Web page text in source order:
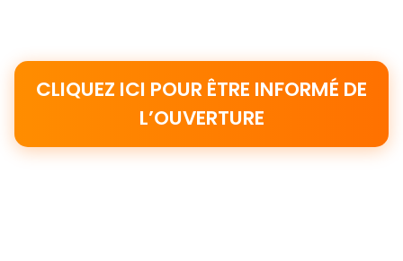
CLIQUEZ ICI POUR ÊTRE INFORMÉ DE
L’OUVERTURE